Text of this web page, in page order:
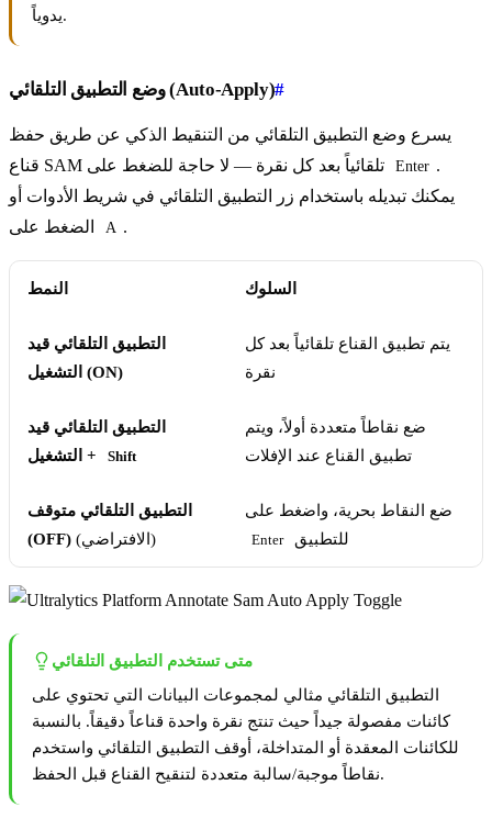
يدوياً.
وضع التطبيق التلقائي (Auto-Apply)#
يسرع وضع التطبيق التلقائي من التنقيط الذكي عن طريق حفظ
Enter .
يمكنك تبديله باستخدام زر التطبيق التلقائي في شريط الأدوات أو
A .
النمط السلوك
التطبيق التلقائي قيد
التشغيل (ON)
يتم تطبيق القناع تلقائياً بعد كل
نقرة
التطبيق التلقائي قيد
التشغيل +
Shift
ضع نقاطاً متعددة أولاً، ويتم
تطبيق القناع عند الإفلات
التطبيق التلقائي متوقف
(OFF)
(الافتراضي)
ضع النقاط بحرية، واضغط على
Enter للتطبيق
متى تستخدم التطبيق التلقائي
التطبيق التلقائي مثالي لمجموعات البيانات التي تحتوي على
كائنات مفصولة جيداً حيث تنتج نقرة واحدة قناعاً دقيقاً. بالنسبة
للكائنات المعقدة أو المتداخلة، أوقف التطبيق التلقائي واستخدم
نقاطاً موجبة/سالبة متعددة لتنقيح القناع قبل الحفظ.